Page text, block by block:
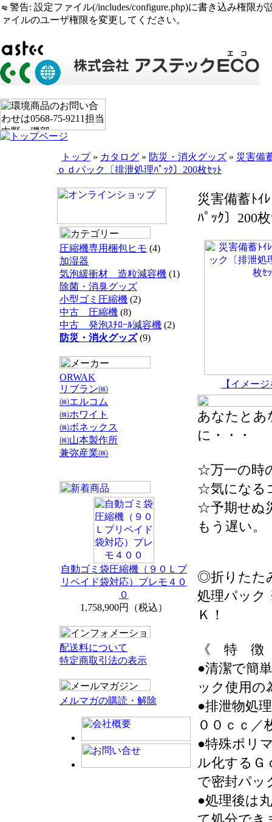
警告: 設定ファイル(/includes/configure.php)に書き込み権限が
ァイルのユーザ権限を変更してください。
トップ» カタログ » 防災・消火グッズ » 災害備
ｏｄパック〔排泄処理ﾊﾟｯｸ〕200枚ｾｯﾄ
圧縮機専用梱包ヒモ (4)
加湿器
気泡緩衝材 造粒減容機 (1)
除菌・消臭グッズ
小型ゴミ圧縮機 (2)
中古 圧縮機 (8)
中古 発泡ｽﾁﾛｰﾙ減容機 (2)
防災・消火グッズ(9)
ORWAK
リブラン㈱
㈱エルコム
㈱ホワイト
㈱ボネックス
㈱山本製作所
兼弥産業㈱
自動ゴミ袋圧縮機（９０Ｌプ
リペイド袋対応）プレモ４０
０
1,758,900円（税込）
配送料について
特定商取引法の表示
メルマガの購読・解除
災害備蓄ﾄｲ
ﾊﾟｯｸ〕200
【イメー
あなたとあ
に・・・
☆万一の時
☆気になる
☆予期せぬ
もう遅い。
◎折りたた
処理パック
Ｋ！
《 特 徴
●清潔で簡
ック使用の
●排泄物処
００ｃｃ／
●特殊ポリ
ル化するＧ
で密封パッ
●処理後は